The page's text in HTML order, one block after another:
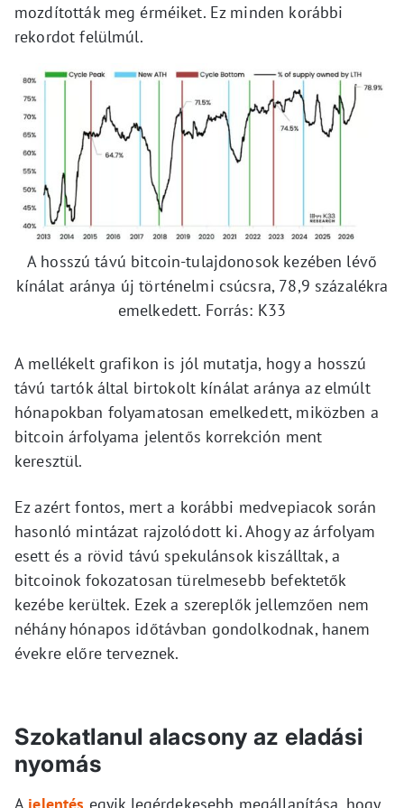
mozdították meg érméiket. Ez minden korábbi
rekordot felülmúl.
A hosszú távú bitcoin-tulajdonosok kezében lévő
kínálat aránya új történelmi csúcsra, 78,9 százalékra
emelkedett. Forrás: K33
A mellékelt grafikon is jól mutatja, hogy a hosszú
távú tartók által birtokolt kínálat aránya az elmúlt
hónapokban folyamatosan emelkedett, miközben a
bitcoin árfolyama jelentős korrekción ment
keresztül.
Ez azért fontos, mert a korábbi medvepiacok során
hasonló mintázat rajzolódott ki. Ahogy az árfolyam
esett és a rövid távú spekulánsok kiszálltak, a
bitcoinok fokozatosan türelmesebb befektetők
kezébe kerültek. Ezek a szereplők jellemzően nem
néhány hónapos időtávban gondolkodnak, hanem
évekre előre terveznek.
Szokatlanul alacsony az eladási
nyomás